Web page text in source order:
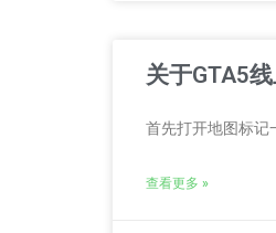
关于GTA5
首先打开地图标记
查看更多 »